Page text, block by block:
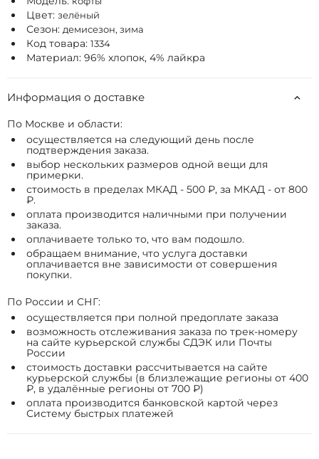
Цвет: зелёный
Сезон: демисезон, зима
Код товара: 1334
Материал: 96% хлопок, 4% лайкра
Информация о доставке
По Москве и области:
осуществляется на следующий день после
подтверждения заказа.
выбор нескольких размеров одной вещи для
примерки.
стоимость в пределах МКАД - 500 ₽, за МКАД - от 800
₽.
оплата производится наличными при получении
заказа.
оплачиваете только то, что вам подошло.
обращаем внимание, что услуга доставки
оплачивается вне зависимости от совершения
покупки.
По России и СНГ:
осуществляется при полной предоплате заказа
возможность отслеживания заказа по трек-номеру
на сайте курьерской службы СДЭК или Почты
России
стоимость доставки рассчитывается на сайте
курьерской службы (в близлежащие регионы от 400
₽, в удалённые регионы от 700 ₽)
оплата производится банковской картой через
Систему быстрых платежей